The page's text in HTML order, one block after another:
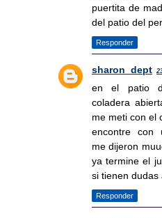
puertita de
del patio del
Responder
sharon_dept
en el patio
coladera
me meti con el
encontre con
me dijeron
ya termine el
si tienen dudas
Responder